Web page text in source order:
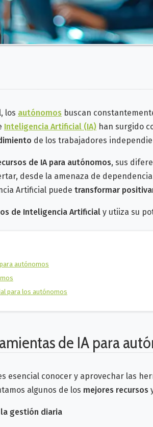
los autónomos buscan
Inteligencia Artificial (IA) han surgido
de los trabajadores
de IA para autónomos, sus
desde la amenaza de
Artificial puede transformar
de Inteligencia Artificial y utiiza su
autónomos
para los autónomos
de IA para
esencial conocer y aprovechar las
algunos de los mejores recursos
gestión diaria